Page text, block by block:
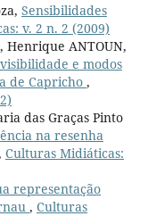
Sensibilidades
v. 2 n. 2 (2009)
Henrique ANTOUN,
e modos
de Capricho ,
das Graças Pinto
na resenha
Culturas Midiáticas:
representação
, Culturas